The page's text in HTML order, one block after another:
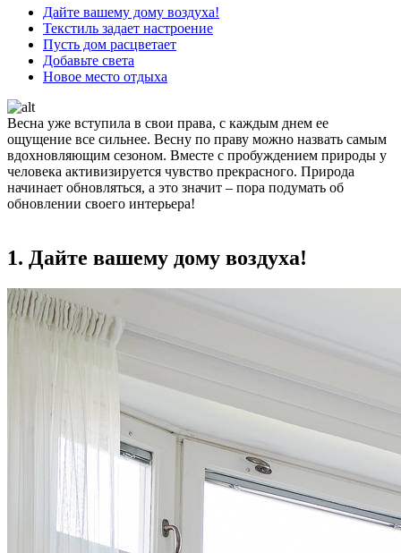
Дайте вашему дому воздуха!
Текстиль задает настроение
Пусть дом расцветает
Добавьте света
Новое место отдыха
Весна уже вступила в свои права, с каждым днем ее
ощущение все сильнее. Весну по праву можно назвать самым
вдохновляющим сезоном. Вместе с пробуждением природы у
человека активизируется чувство прекрасного. Природа
начинает обновляться, а это значит – пора подумать об
обновлении своего интерьера!
1. Дайте вашему дому воздуха!